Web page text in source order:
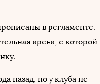
в регламенте.
арена, с которой
назад, но у клуба не